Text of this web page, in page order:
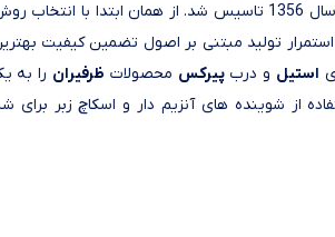
تولید
استمرار تولید مبتنی بر اصول تضمین کیفیت
استیل و دربپیرکس محصولات ظرفیران را به
از شوینده های آنزیم دار و اسکاچ زبر